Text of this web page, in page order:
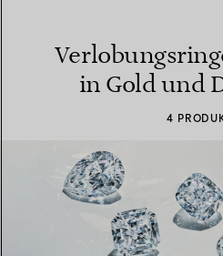
in Gold und
4